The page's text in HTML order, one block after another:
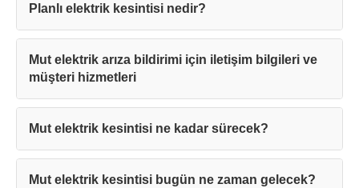
Planlı elektrik kesintisi nedir?
Mut elektrik arıza bildirimi için iletişim bilgileri ve
müşteri hizmetleri
Mut elektrik kesintisi ne kadar sürecek?
Mut elektrik kesintisi bugün ne zaman gelecek?